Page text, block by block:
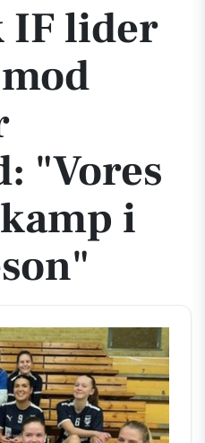
lider
"Vores
i